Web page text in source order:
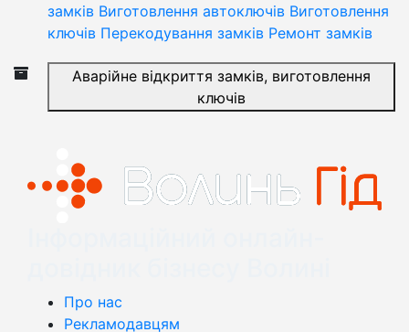
замків Виготовлення автоключів Виготовлення
ключів Перекодування замків Ремонт замків
Аварійне відкриття замків, виготовлення
ключів
Про нас
Рекламодавцям